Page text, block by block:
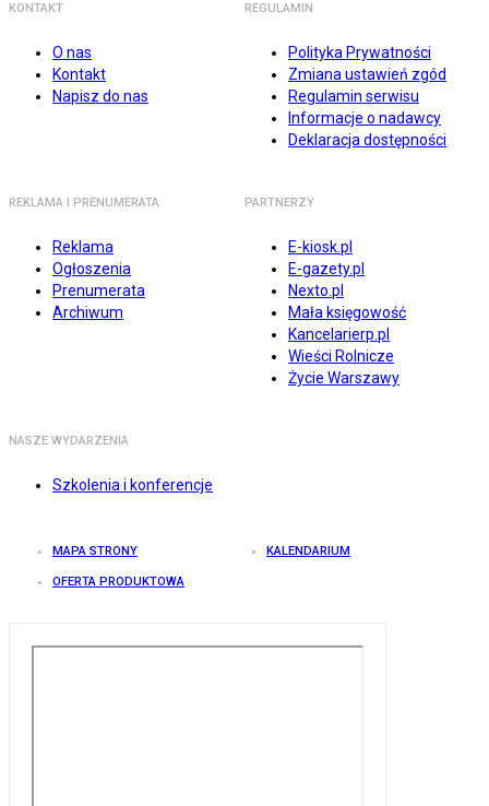
KONTAKT
O nas
Kontakt
Napisz do nas
REGULAMIN
Polityka Prywatności
Zmiana ustawień zgód
Regulamin serwisu
Informacje o nadawcy
Deklaracja dostępności
REKLAMA I PRENUMERATA
Reklama
Ogłoszenia
Prenumerata
Archiwum
PARTNERZY
E-kiosk.pl
E-gazety.pl
Nexto.pl
Mała księgowość
Kancelarierp.pl
Wieści Rolnicze
Życie Warszawy
NASZE WYDARZENIA
Szkolenia i konferencje
MAPA STRONY KALENDARIUM
OFERTA PRODUKTOWA